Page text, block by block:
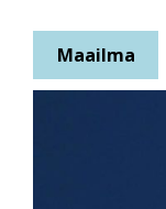
Maailma